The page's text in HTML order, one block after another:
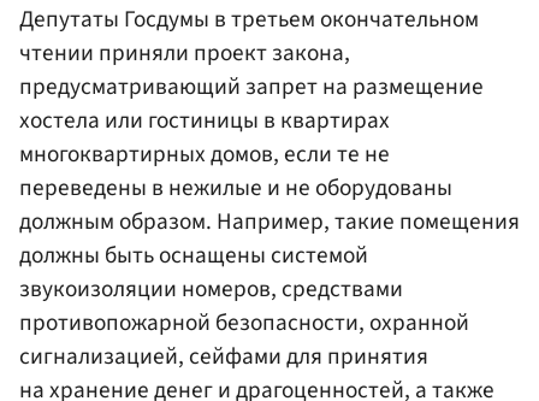
Депутаты Госдумы в третьем окончательном
чтении приняли проект закона,
предусматривающий запрет на размещение
хостела или гостиницы в квартирах
многоквартирных домов, если те не
переведены в нежилые и не оборудованы
должным образом. Например, такие помещения
должны быть оснащены системой
звукоизоляции номеров, средствами
противопожарной безопасности, охранной
сигнализацией, сейфами для принятия
на хранение денег и драгоценностей, а также